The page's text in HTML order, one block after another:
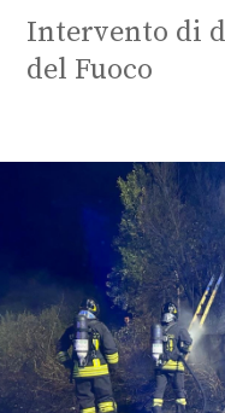
Intervento di
del Fuoco